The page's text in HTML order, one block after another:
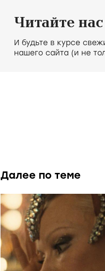
Читайте
И будьте в курсе
нашего сайта (и не
Далее по теме